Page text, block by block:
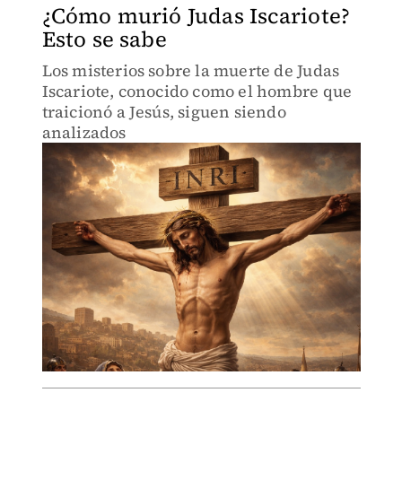
¿Cómo murió Judas Iscariote?
Esto se sabe
Los misterios sobre la muerte de Judas
Iscariote, conocido como el hombre que
traicionó a Jesús, siguen siendo
analizados